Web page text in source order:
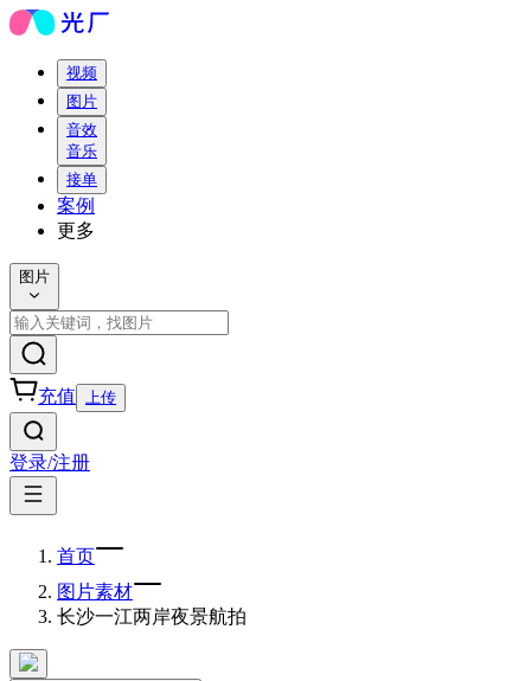
视频
图片
音效
音乐
接单
案例
更多
图片
充值 上传
登录/注册
首页
图片素材
长沙一江两岸夜景航拍